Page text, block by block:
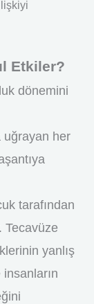
Etkiler?
dönemini
uğrayan her
tarafından
Tecavüze
yanlış